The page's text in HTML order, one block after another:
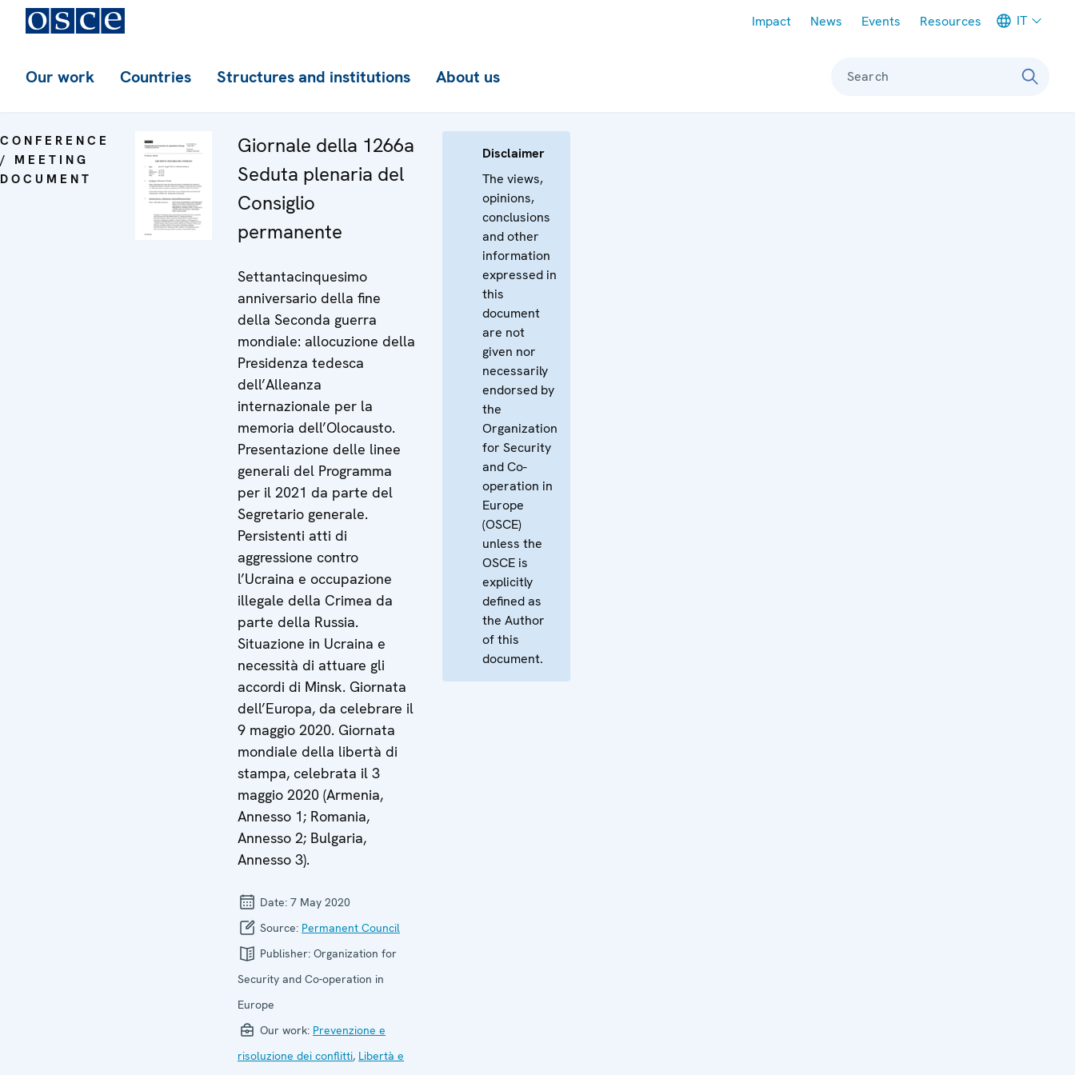
Impact News Events Resources IT
Our work Countries Structures and institutions About us Search
CONFERENCE
/ MEETING
DOCUMENT
Giornale della 1266a
Seduta plenaria del
Consiglio
permanente
Settantacinquesimo
anniversario della fine
della Seconda guerra
mondiale: allocuzione della
Presidenza tedesca
dell’Alleanza
internazionale per la
memoria dell’Olocausto.
Presentazione delle linee
generali del Programma
per il 2021 da parte del
Segretario generale.
Persistenti atti di
aggressione contro
l’Ucraina e occupazione
illegale della Crimea da
parte della Russia.
Situazione in Ucraina e
necessità di attuare gli
accordi di Minsk. Giornata
dell’Europa, da celebrare il
9 maggio 2020. Giornata
mondiale della libertà di
stampa, celebrata il 3
maggio 2020 (Armenia,
Annesso 1; Romania,
Annesso 2; Bulgaria,
Annesso 3).
Date: 7 May 2020
Source: Permanent Council
Publisher: Organization for
Security and Co-operation in
Europe
Our work: Prevenzione e
risoluzione dei conflitti, Libertà e
Disclaimer
The views,
opinions,
conclusions
and other
information
expressed in
this
document
are not
given nor
necessarily
endorsed by
the
Organization
for Security
and Co-
operation in
Europe
(OSCE)
unless the
OSCE is
explicitly
defined as
the Author
of this
document.